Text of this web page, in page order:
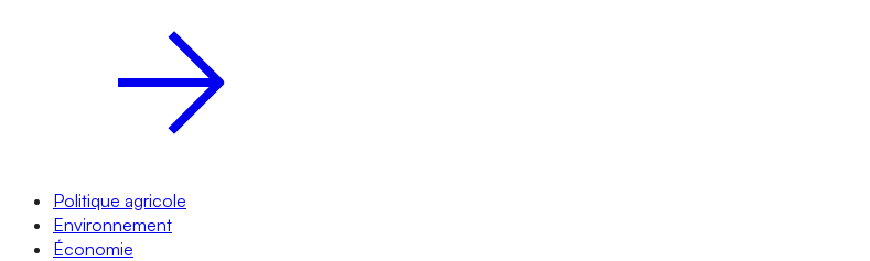
Politique agricole
Environnement
Économie